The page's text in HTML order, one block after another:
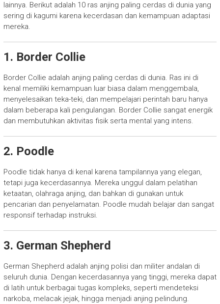
lainnya. Berikut adalah 10 ras anjing paling cerdas di dunia yang
sering di kagumi karena kecerdasan dan kemampuan adaptasi
mereka.
1. Border Collie
Border Collie adalah anjing paling cerdas di dunia. Ras ini di
kenal memiliki kemampuan luar biasa dalam menggembala,
menyelesaikan teka-teki, dan mempelajari perintah baru hanya
dalam beberapa kali pengulangan. Border Collie sangat energik
dan membutuhkan aktivitas fisik serta mental yang intens.
2. Poodle
Poodle tidak hanya di kenal karena tampilannya yang elegan,
tetapi juga kecerdasannya. Mereka unggul dalam pelatihan
ketaatan, olahraga anjing, dan bahkan di gunakan untuk
pencarian dan penyelamatan. Poodle mudah belajar dan sangat
responsif terhadap instruksi.
3. German Shepherd
German Shepherd adalah anjing polisi dan militer andalan di
seluruh dunia. Dengan kecerdasannya yang tinggi, mereka dapat
di latih untuk berbagai tugas kompleks, seperti mendeteksi
narkoba, melacak jejak, hingga menjadi anjing pelindung.